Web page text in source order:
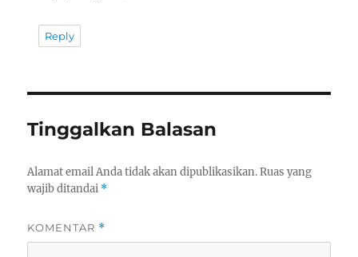
Reply
Tinggalkan Balasan
Alamat email Anda tidak akan dipublikasikan. Ruas yang
wajib ditandai *
KOMENTAR *